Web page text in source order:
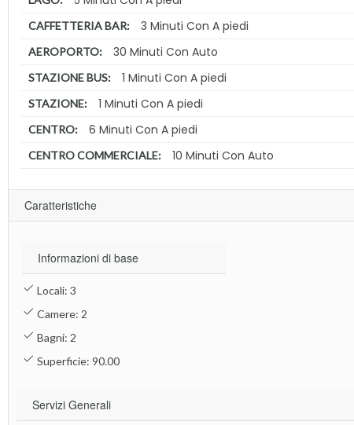
CAFFETTERIA BAR: 3 Minuti Con A piedi
AEROPORTO: 30 Minuti Con Auto
STAZIONE BUS: 1 Minuti Con A piedi
STAZIONE: 1 Minuti Con A piedi
CENTRO: 6 Minuti Con A piedi
CENTRO COMMERCIALE: 10 Minuti Con Auto
Caratteristiche
Informazioni di base
Locali: 3
Camere: 2
Bagni: 2
Superficie: 90.00
Servizi Generali